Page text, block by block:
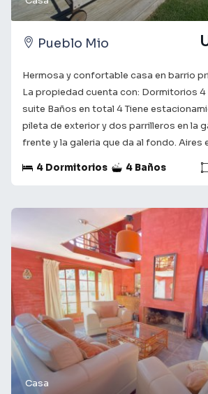
Pueblo Mio
Hermosa y confortable casa en barrio
La propiedad cuenta con: Dormitorios 4
suite Baños en total 4 Tiene
pileta de exterior y dos parrilleros en la
frente y la galeria que da al fondo. Aires
asesores para obtener más información
buscas! ¡Tu futuro comienza aquí!
4 Dormitorios 4 Baños
Casa